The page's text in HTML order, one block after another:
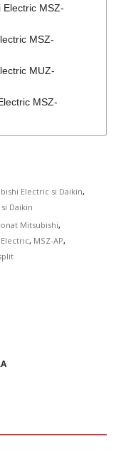
MSZ-
MSZ-
MUZ-
MSZ-
Electric si Daikin,
Daikin
Mitsubishi,
, MSZ-AP,